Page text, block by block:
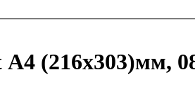
(216x303)мм,